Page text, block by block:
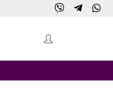
חנות